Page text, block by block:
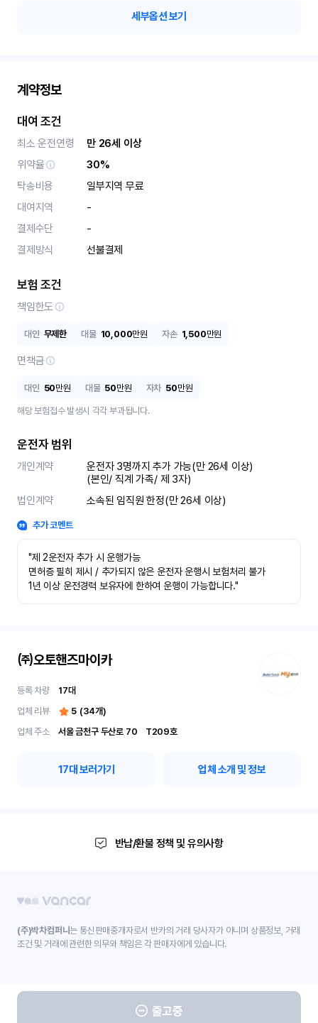
세부옵션 보기
계약정보
대여 조건
최소 운전연령
만 26세 이상
위약율
30%
탁송비용
일부지역 무료
대여지역
-
결제수단
-
결제방식
선불결제
보험 조건
책임한도
대인 무제한 대물 10,000만원 자손 1,500만원
면책금
대인 50만원 대물 50만원 자차 50만원
해당 보험접수 발생시 각각 부과됩니다.
운전자 범위
개인계약
운전자 3명까지 추가 가능(만 26세 이상)
(본인/ 직계 가족/ 제 3자)
법인계약
소속된 임직원 한정(만 26세 이상)
추가 코멘트
"제 2운전자 추가 시 운행가능
면허증 필히 제시 / 추가되지 않은 운전자 운행시 보험처리 불가
1년 이상 운전경력 보유자에 한하여 운행이 가능합니다."
㈜오토핸즈마이카
등록 차량 17대
업체 리뷰
5 (34개)
업체 주소
서울 금천구 두산로 70	 T209호
17대 보러가기 업체 소개 및 정보
반납/환불 정책 및 유의사항
출고중
(주)박차컴퍼니는 통신판매중개자로서 반카의 거래 당사자가 아니며 상품정보, 거래
조건 및 거래에 관련한 의무와 책임은 각 판매자에게 있습니다.